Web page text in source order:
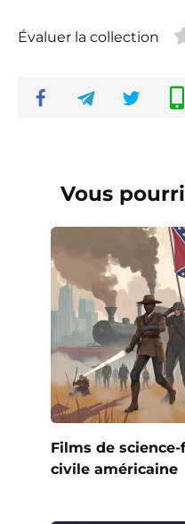
Évaluer la collection
Vous
Films de
civile américaine